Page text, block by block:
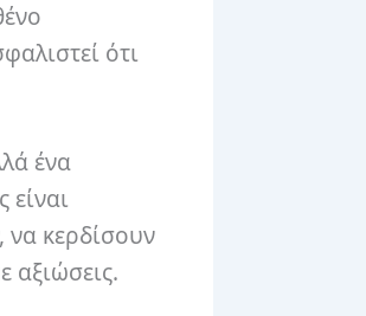
ότι
ένα
να κερδίσουν
αξιώσεις.